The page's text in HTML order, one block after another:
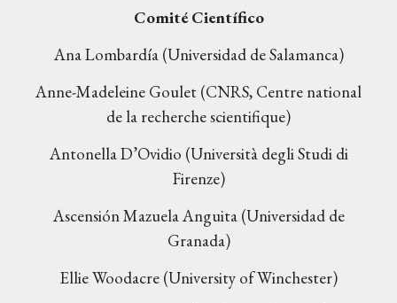
Comité Científico
Ana Lombardía (Universidad de Salamanca)
Anne-Madeleine Goulet (CNRS, Centre national
de la recherche scientifique)
Antonella D’Ovidio (Università degli Studi di
Firenze)
Ascensión Mazuela Anguita (Universidad de
Granada)
Ellie Woodacre (University of Winchester)